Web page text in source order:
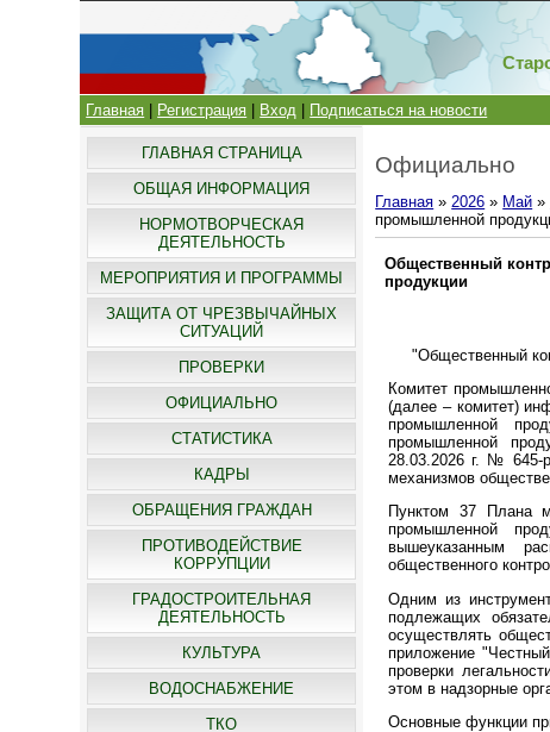
Главная Регистрация Вход Подписаться на новости
ГЛАВНАЯ СТРАНИЦА
ОБЩАЯ ИНФОРМАЦИЯ
НОРМОТВОРЧЕСКАЯ
ДЕЯТЕЛЬНОСТЬ
МЕРОПРИЯТИЯ И ПРОГРАММЫ
ЗАЩИТА ОТ ЧРЕЗВЫЧАЙНЫХ
СИТУАЦИЙ
ПРОВЕРКИ
ОФИЦИАЛЬНО
СТАТИСТИКА
КАДРЫ
ОБРАЩЕНИЯ ГРАЖДАН
ПРОТИВОДЕЙСТВИЕ
КОРРУПЦИИ
ГРАДОСТРОИТЕЛЬНАЯ
ДЕЯТЕЛЬНОСТЬ
КУЛЬТУРА
ВОДОСНАБЖЕНИЕ
ТКО
Официально
Главная »2026 » Май »
промышленной
Общественный
продукции
"Общественный
Комитет
(далее – комитет)
промышленной
промышленной
28.03.2026 г. № 645-
механизмов
Пунктом 37 Плана
промышленной
вышеуказанным
общественного
Одним из
подлежащих
осуществлять
приложение
проверки
этом в надзорные
Основные функции